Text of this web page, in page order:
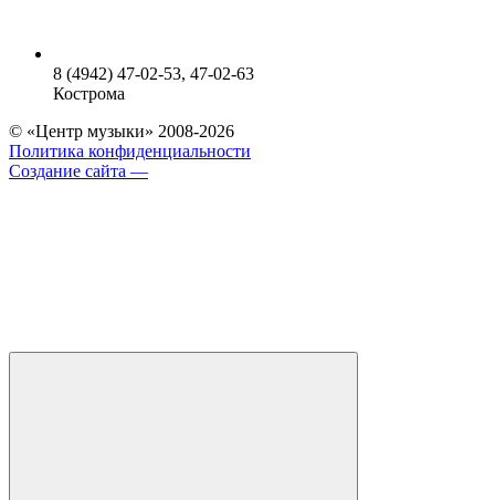
8 (4942) 47-02-53, 47-02-63
Кострома
© «Центр музыки» 2008-2026
Политика конфиденциальности
Создание сайта —